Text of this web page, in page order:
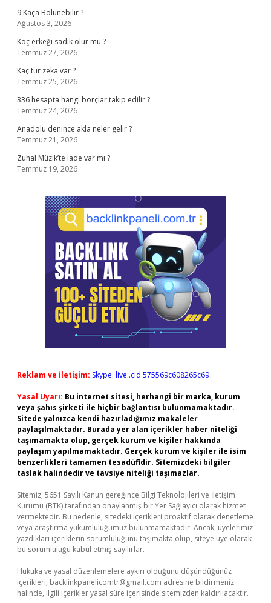
9 Kaça Bolunebilir ?
Ağustos 3, 2026
Koç erkeği sadık olur mu ?
Temmuz 27, 2026
Kaç tür zeka var ?
Temmuz 25, 2026
336 hesapta hangi borçlar takip edilir ?
Temmuz 24, 2026
Anadolu denince akla neler gelir ?
Temmuz 21, 2026
Zuhal Müzik’te iade var mı ?
Temmuz 19, 2026
Reklam ve İletişim: Skype: live:.cid.575569c608265c69
Yasal Uyarı: Bu internet sitesi, herhangi bir marka, kurum
veya şahıs şirketi ile hiçbir bağlantısı bulunmamaktadır.
Sitede yalnızca kendi hazırladığımız makaleler
paylaşılmaktadır. Burada yer alan içerikler haber niteliği
taşımamakta olup, gerçek kurum ve kişiler hakkında
paylaşım yapılmamaktadır. Gerçek kurum ve kişiler ile isim
benzerlikleri tamamen tesadüfidir. Sitemizdeki bilgiler
taslak halindedir ve tavsiye niteliği taşımazlar.
Sitemiz, 5651 Sayılı Kanun gereğince Bilgi Teknolojileri ve İletişim
Kurumu (BTK) tarafından onaylanmış bir Yer Sağlayıcı olarak hizmet
vermektedir. Bu nedenle, sitedeki içerikleri proaktif olarak denetleme
veya araştırma yükümlülüğümüz bulunmamaktadır. Ancak, üyelerimiz
yazdıkları içeriklerin sorumluluğunu taşımakta olup, siteye üye olarak
bu sorumluluğu kabul etmiş sayılırlar.
Hukuka ve yasal düzenlemelere aykırı olduğunu düşündüğünüz
içerikleri, backlinkpanelicomtr@gmail.com adresine bildirmeniz
halinde, ilgili içerikler yasal süre içerisinde sitemizden kaldırılacaktır.